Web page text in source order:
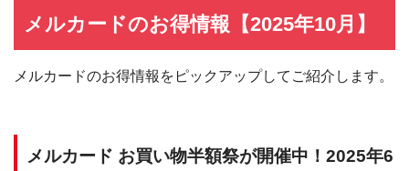
メルカードのお得情報【2025年10月】
メルカードのお得情報をピックアップしてご紹介します。
メルカード お買い物半額祭が開催中！2025年6